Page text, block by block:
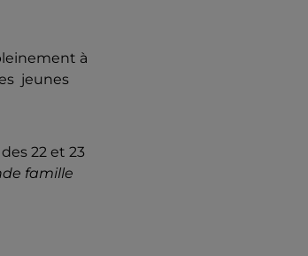
à
jeunes
22 et 23
famille